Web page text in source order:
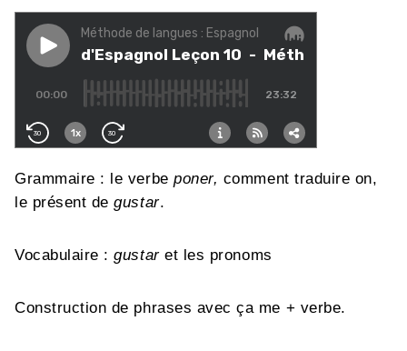
Grammaire : le verbeponer, comment traduire on,
le présent degustar.
Vocabulaire :gustaret les pronoms
Construction de phrases avec ça me + verbe.